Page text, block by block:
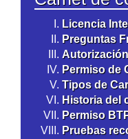
Licencia
Preguntas
Permiso de
Tipos de
Historia del
Permiso
Pruebas